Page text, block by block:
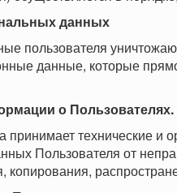
данных
пользователя
данные, которые
о Пользователях.
принимает технические и
Пользователя от
копирования,